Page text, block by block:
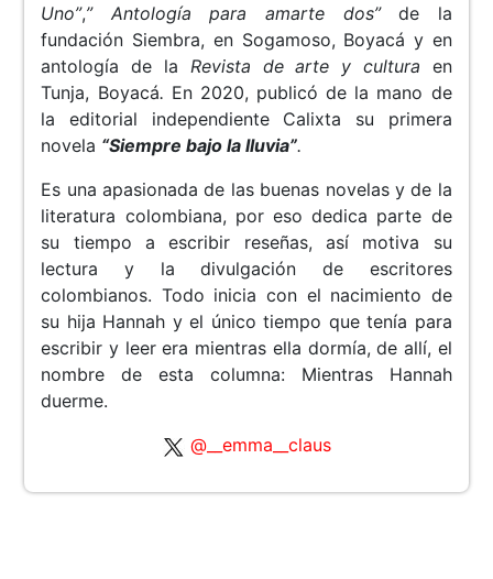
Uno”,” Antología para amarte dos”de la
fundación Siembra, en Sogamoso, Boyacá y en
antología de la Revista de arte y cultura en
Tunja, Boyacá. En 2020, publicó de la mano de
la editorial independiente Calixta su primera
novela “Siempre bajo la lluvia”.
Es una apasionada de las buenas novelas y de la
literatura colombiana, por eso dedica parte de
su tiempo a escribir reseñas, así motiva su
lectura y la divulgación de escritores
colombianos. Todo inicia con el nacimiento de
su hija Hannah y el único tiempo que tenía para
escribir y leer era mientras ella dormía, de allí, el
nombre de esta columna: Mientras Hannah
duerme.
@__emma__claus